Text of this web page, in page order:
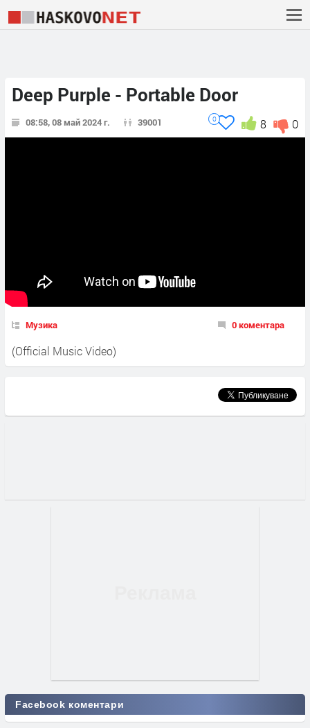
Deep Purple - Portable Door
08:58, 08 май 2024 г. 39001 0
8
0
Музика 0 коментара
(Official Music Video)
Facebook коментари